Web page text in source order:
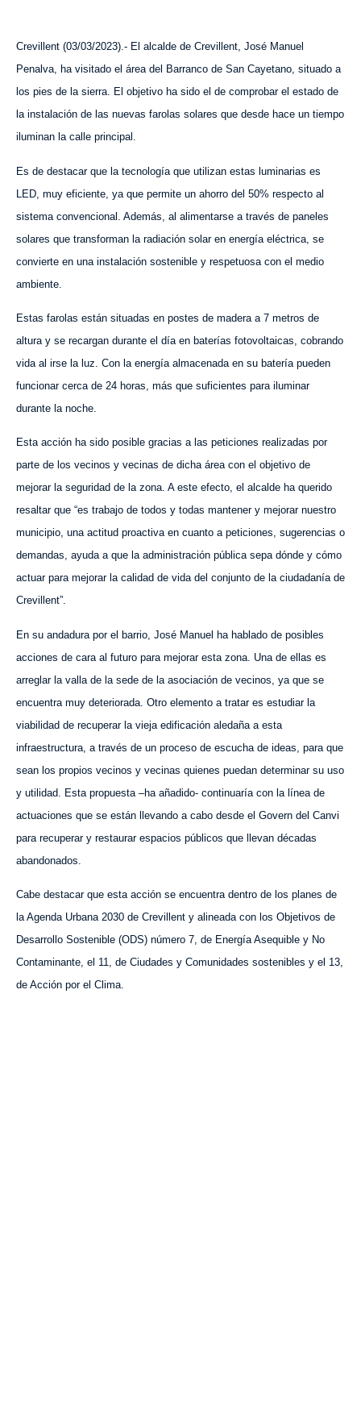
Crevillent (03/03/2023).- El alcalde de Crevillent, José Manuel
Penalva, ha visitado el área del Barranco de San Cayetano, situado a
los pies de la sierra. El objetivo ha sido el de comprobar el estado de
la instalación de las nuevas farolas solares que desde hace un tiempo
iluminan la calle principal.
Es de destacar que la tecnología que utilizan estas luminarias es
LED, muy eficiente, ya que permite un ahorro del 50% respecto al
sistema convencional. Además, al alimentarse a través de paneles
solares que transforman la radiación solar en energía eléctrica, se
convierte en una instalación sostenible y respetuosa con el medio
ambiente.
Estas farolas están situadas en postes de madera a 7 metros de
altura y se recargan durante el día en baterías fotovoltaicas, cobrando
vida al irse la luz. Con la energía almacenada en su batería pueden
funcionar cerca de 24 horas, más que suficientes para iluminar
durante la noche.
Esta acción ha sido posible gracias a las peticiones realizadas por
parte de los vecinos y vecinas de dicha área con el objetivo de
mejorar la seguridad de la zona. A este efecto, el alcalde ha querido
resaltar que “es trabajo de todos y todas mantener y mejorar nuestro
municipio, una actitud proactiva en cuanto a peticiones, sugerencias o
demandas, ayuda a que la administración pública sepa dónde y cómo
actuar para mejorar la calidad de vida del conjunto de la ciudadanía de
Crevillent”.
En su andadura por el barrio, José Manuel ha hablado de posibles
acciones de cara al futuro para mejorar esta zona. Una de ellas es
arreglar la valla de la sede de la asociación de vecinos, ya que se
encuentra muy deteriorada. Otro elemento a tratar es estudiar la
viabilidad de recuperar la vieja edificación aledaña a esta
infraestructura, a través de un proceso de escucha de ideas, para que
sean los propios vecinos y vecinas quienes puedan determinar su uso
y utilidad. Esta propuesta –ha añadido- continuaría con la línea de
actuaciones que se están llevando a cabo desde el Govern del Canvi
para recuperar y restaurar espacios públicos que llevan décadas
abandonados.
Cabe destacar que esta acción se encuentra dentro de los planes de
la Agenda Urbana 2030 de Crevillent y alineada con los Objetivos de
Desarrollo Sostenible (ODS) número 7, de Energía Asequible y No
Contaminante, el 11, de Ciudades y Comunidades sostenibles y el 13,
de Acción por el Clima.